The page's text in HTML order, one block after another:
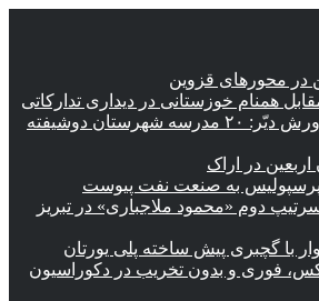
در محورهای قزوین
همنام خوزستانی در دیداری تدارکاتی
مدیر آموزش و پرورش دیّر: ۲۰ مدرسه شهرستان دوشیفته
در اراک
پرسپولیس به صنعت نفت پیوست
دوم «محمود ملاجباری» در تبریز
با گچبری پیش ساخته پلی یورتان
فوری و بدون تخریب در دکوراسیون